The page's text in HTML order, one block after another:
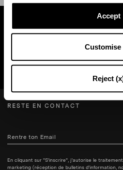
Accept
Customise
Reject
Trouvez une boutique près de
RESTE EN CONTACT
En cliquant sur "S'inscrire", j'autorise le
marketing (réception de bulletins d'information,